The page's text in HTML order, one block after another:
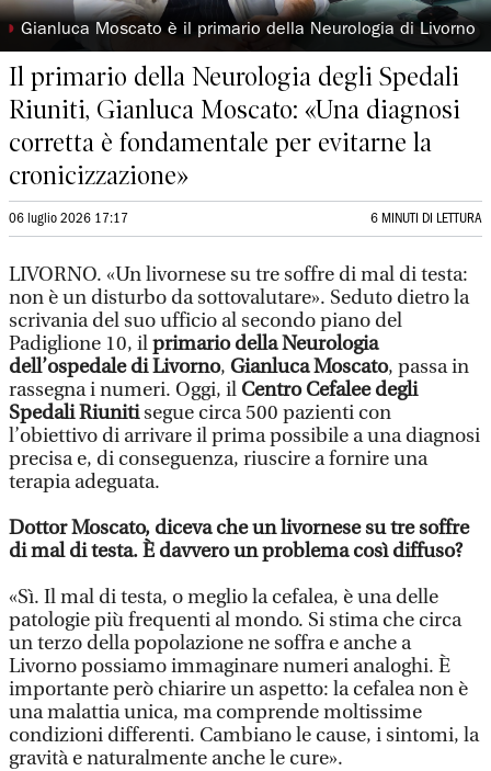
◗ Gianluca Moscato è il primario della Neurologia di Livorno
Il primario della Neurologia degli Spedali
Riuniti, Gianluca Moscato: «Una diagnosi
corretta è fondamentale per evitarne la
cronicizzazione»
06 luglio 2026 17:17 6 MINUTI DI LETTURA
LIVORNO. «Un livornese su tre soffre di mal di testa:
non è un disturbo da sottovalutare». Seduto dietro la
scrivania del suo ufficio al secondo piano del
Padiglione 10, ilprimario della Neurologia
dell’ospedale di Livorno, Gianluca Moscato, passa in
rassegna i numeri. Oggi, il Centro Cefalee degli
Spedali Riunitisegue circa 500 pazienti con
l’obiettivo di arrivare il prima possibile a una diagnosi
precisa e, di conseguenza, riuscire a fornire una
terapia adeguata.
Dottor Moscato, diceva che un livornese su tre soffre
di mal di testa. È davvero un problema così diffuso?
«Sì. Il mal di testa, o meglio la cefalea, è una delle
patologie più frequenti al mondo. Si stima che circa
un terzo della popolazione ne soffra e anche a
Livorno possiamo immaginare numeri analoghi. È
importante però chiarire un aspetto: la cefalea non è
una malattia unica, ma comprende moltissime
condizioni differenti. Cambiano le cause, i sintomi, la
gravità e naturalmente anche le cure».